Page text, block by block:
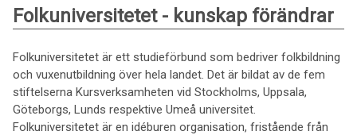
Folkuniversitetet - kunskap förändrar
Folkuniversitetet är ett studieförbund som bedriver folkbildning
och vuxenutbildning över hela landet. Det är bildat av de fem
stiftelserna Kursverksamheten vid Stockholms, Uppsala,
Göteborgs, Lunds respektive Umeå universitet.
Folkuniversitetet är en idéburen organisation, fristående från